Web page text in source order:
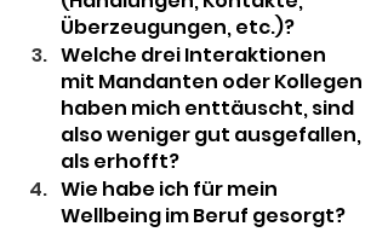
Überzeugungen, etc.)?
Welche drei Interaktionen
mit Mandanten oder Kollegen
haben mich enttäuscht, sind
also weniger gut ausgefallen,
als erhofft?
Wie habe ich für mein
Wellbeing im Beruf gesorgt?